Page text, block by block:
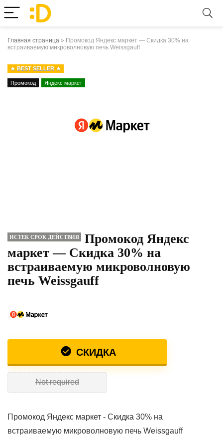
Главная страница » Промокод Яндекс маркет — Скидка 30% на
встраиваемую микроволновую печь Weissgauff
BEST SELLER
Промокод Яндекс маркет
ИСТЕК СРОК ДЕЙСТВИЯ
Промокод Яндекс
маркет — Скидка 30% на
встраиваемую микроволновую
печь Weissgauff
СКИДКА
Not required
Промокод Яндекс маркет - Скидка 30% на
встраиваемую микроволновую печь Weissgauff